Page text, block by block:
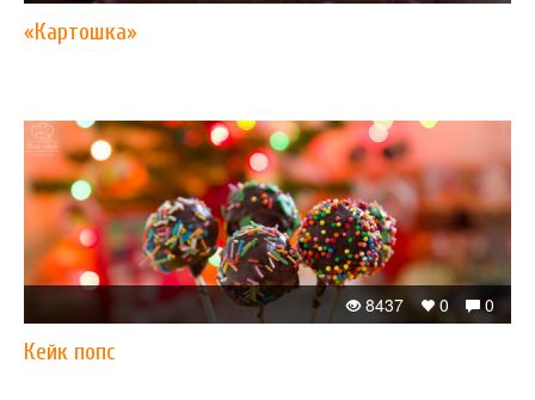
«Картошка»
0
0
8437
Кейк попс